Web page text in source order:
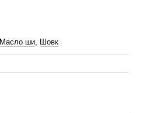
Масло ши, Шовк